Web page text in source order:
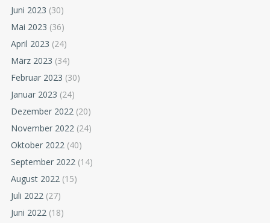
Juni 2023 (30)
Mai 2023 (36)
April 2023 (24)
März 2023 (34)
Februar 2023 (30)
Januar 2023 (24)
Dezember 2022 (20)
November 2022 (24)
Oktober 2022 (40)
September 2022 (14)
August 2022 (15)
Juli 2022 (27)
Juni 2022 (18)